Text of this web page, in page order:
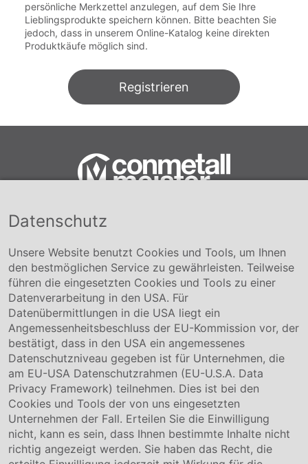
persönliche Merkzettel anzulegen, auf dem Sie Ihre
Lieblingsprodukte speichern können. Bitte beachten Sie
jedoch, dass in unserem Online-Katalog keine direkten
Produktkäufe möglich sind.
Registrieren
Conmetall Meister GmbH
+49 5141-180
info@conmetallmeister.de
www.conmetallmeister.de
Unternehmen
Über uns
Compliance
Hinweisgebersystem
Karriere
Service & Kontakt
Kontakt
Downloads
Garantiebedingungen
Datenschutz
Unsere Website benutzt Cookies und Tools, um Ihnen
den bestmöglichen Service zu gewährleisten. Teilweise
führen die eingesetzten Cookies und Tools zu einer
Datenverarbeitung in den USA. Für
Datenübermittlungen in die USA liegt ein
Angemessenheitsbeschluss der EU-Kommission vor, der
bestätigt, dass in den USA ein angemessenes
Datenschutzniveau gegeben ist für Unternehmen, die
am EU-USA Datenschutzrahmen (EU-U.S.A. Data
Privacy Framework) teilnehmen. Dies ist bei den
Cookies und Tools der von uns eingesetzten
Unternehmen der Fall. Erteilen Sie die Einwilligung
nicht, kann es sein, dass Ihnen bestimmte Inhalte nicht
richtig angezeigt werden. Sie haben das Recht, die